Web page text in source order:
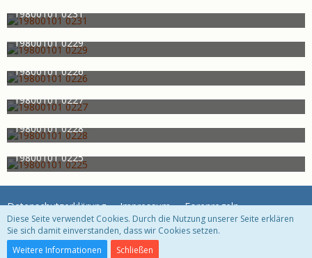
665
0 0
19800101 0231
Schweinsmobil
17. Oktober 2011
640
0 0
19800101 0229
Schweinsmobil
17. Oktober 2011
678
0 0
19800101 0226
Schweinsmobil
17. Oktober 2011
755
0 0
19800101 0227
Schweinsmobil
17. Oktober 2011
658
0 0
19800101 0228
Schweinsmobil
17. Oktober 2011
687
0 0
19800101 0225
Schweinsmobil
17. Oktober 2011
643
0 0
Datenschutzerklärung Impressum Forenregeln
Community-Software:
Diese Seite verwendet Cookies. Durch die Nutzung unserer Seite erklären
Sie sich damit einverstanden, dass wir Cookies setzen.
Weitere Informationen
Schließen